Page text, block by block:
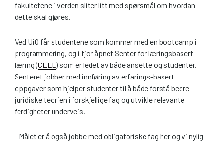
fakultetene i verden sliter litt med spørsmål om hvordan
dette skal gjøres.
Ved UiO får studentene som kommer med en bootcamp i
programmering, og i fjor åpnet Senter for læringsbasert
læring (CELL ) som er ledet av både ansette og studenter.
Senteret jobber med innføring av erfarings-basert
oppgaver som hjelper studenter til å både forstå bedre
juridiske teorien i forskjellige fag og utvikle relevante
ferdigheter underveis.
- Målet er å også jobbe med obligatoriske fag her og vi nylig